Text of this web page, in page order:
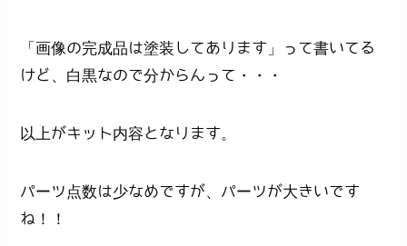
「画像の完成品は塗装してあります」って書いてる
けど、白黒なので分からんって・・・
以上がキット内容となります。
パーツ点数は少なめですが、パーツが大きいです
ね！！